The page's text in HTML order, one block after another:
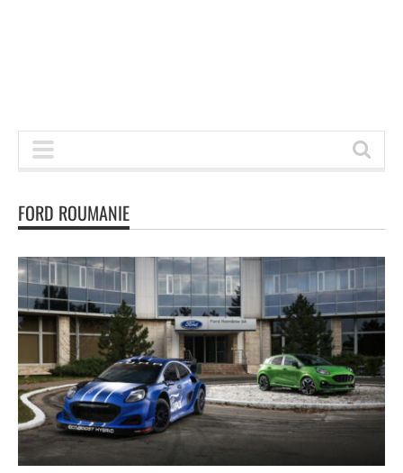
FORD ROUMANIE